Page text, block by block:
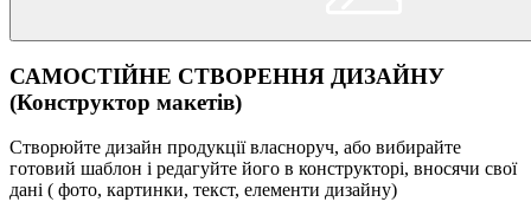
САМОСТІЙНЕ СТВОРЕННЯ ДИЗАЙНУ
(Конструктор макетів)
Створюйте дизайн продукції власноруч, або вибирайте
готовий шаблон і редагуйте його в конструкторі, вносячи свої
дані ( фото, картинки, текст, елементи дизайну)